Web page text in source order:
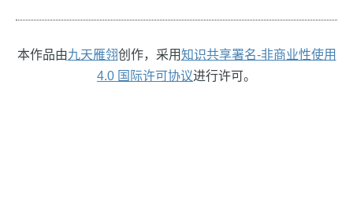
本作品由九天雁翎创作，采用知识共享署名-非商业性使用
4.0 国际许可协议进行许可。